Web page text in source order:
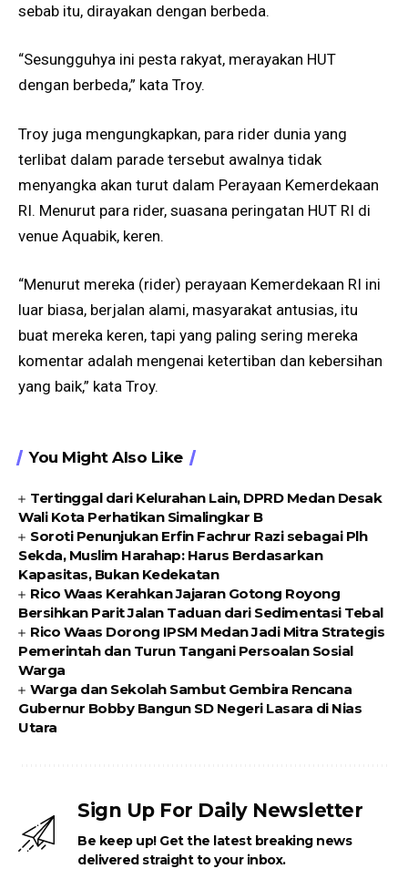
sebab itu, dirayakan dengan berbeda.
“Sesungguhya ini pesta rakyat, merayakan HUT
dengan berbeda,” kata Troy.
Troy juga mengungkapkan, para rider dunia yang
terlibat dalam parade tersebut awalnya tidak
menyangka akan turut dalam Perayaan Kemerdekaan
RI. Menurut para rider, suasana peringatan HUT RI di
venue Aquabik, keren.
“Menurut mereka (rider) perayaan Kemerdekaan RI ini
luar biasa, berjalan alami, masyarakat antusias, itu
buat mereka keren, tapi yang paling sering mereka
komentar adalah mengenai ketertiban dan kebersihan
yang baik,” kata Troy.
You Might Also Like
Tertinggal dari Kelurahan Lain, DPRD Medan Desak
Wali Kota Perhatikan Simalingkar B
Soroti Penunjukan Erfin Fachrur Razi sebagai Plh
Sekda, Muslim Harahap: Harus Berdasarkan
Kapasitas, Bukan Kedekatan
Rico Waas Kerahkan Jajaran Gotong Royong
Bersihkan Parit Jalan Taduan dari Sedimentasi Tebal
Rico Waas Dorong IPSM Medan Jadi Mitra Strategis
Pemerintah dan Turun Tangani Persoalan Sosial
Warga
Warga dan Sekolah Sambut Gembira Rencana
Gubernur Bobby Bangun SD Negeri Lasara di Nias
Utara
Sign Up For Daily Newsletter
Be keep up! Get the latest breaking news
delivered straight to your inbox.